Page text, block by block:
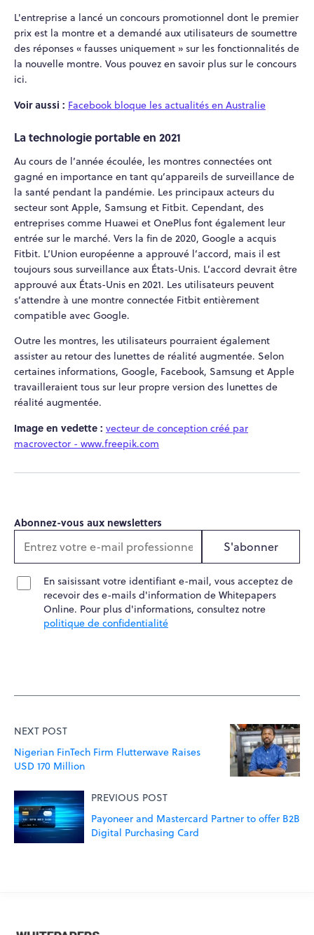
L'entreprise a lancé un concours promotionnel dont le premier
prix est la montre et a demandé aux utilisateurs de soumettre
des réponses « fausses uniquement » sur les fonctionnalités de
la nouvelle montre. Vous pouvez en savoir plus sur le concours
ici.
Voir aussi : Facebook bloque les actualités en Australie
La technologie portable en 2021
Au cours de l’année écoulée, les montres connectées ont
gagné en importance en tant qu’appareils de surveillance de
la santé pendant la pandémie. Les principaux acteurs du
secteur sont Apple, Samsung et Fitbit. Cependant, des
entreprises comme Huawei et OnePlus font également leur
entrée sur le marché. Vers la fin de 2020, Google a acquis
Fitbit. L’Union européenne a approuvé l’accord, mais il est
toujours sous surveillance aux États-Unis. L’accord devrait être
approuvé aux États-Unis en 2021. Les utilisateurs peuvent
s’attendre à une montre connectée Fitbit entièrement
compatible avec Google.
Outre les montres, les utilisateurs pourraient également
assister au retour des lunettes de réalité augmentée. Selon
certaines informations, Google, Facebook, Samsung et Apple
travailleraient tous sur leur propre version des lunettes de
réalité augmentée.
Image en vedette : vecteur de conception créé par
macrovector - www.freepik.com
Abonnez-vous aux newsletters
S'abonner
En saisissant votre identifiant e-mail, vous acceptez de
recevoir des e-mails d'information de Whitepapers
Online. Pour plus d'informations, consultez notre
politique de confidentialité
NEXT POST
Nigerian FinTech Firm Flutterwave Raises
USD 170 Million
PREVIOUS POST
Payoneer and Mastercard Partner to offer B2B
Digital Purchasing Card